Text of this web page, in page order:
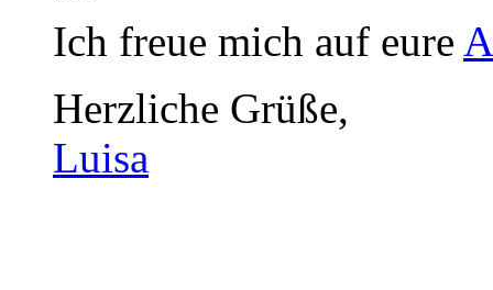
Ich freue mich auf eure
Herzliche Grüße,
Luisa